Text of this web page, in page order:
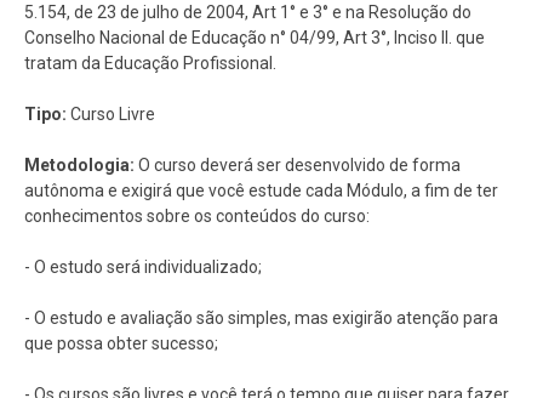
5.154, de 23 de julho de 2004, Art 1° e 3° e na Resolução do
Conselho Nacional de Educação n° 04/99, Art 3°, Inciso II. que
tratam da Educação Profissional.
Tipo: Curso Livre
Metodologia: O curso deverá ser desenvolvido de forma
autônoma e exigirá que você estude cada Módulo, a fim de ter
conhecimentos sobre os conteúdos do curso:
- O estudo será individualizado;
- O estudo e avaliação são simples, mas exigirão atenção para
que possa obter sucesso;
- Os cursos são livres e você terá o tempo que quiser para fazer